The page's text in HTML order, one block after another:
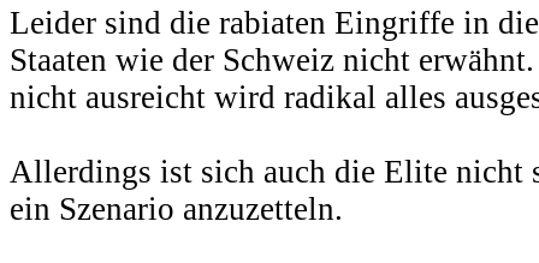
Leider sind die rabiaten Eingriffe in die
Staaten wie der Schweiz nicht
nicht ausreicht wird radikal alles
Allerdings ist sich auch die Elite nicht
ein Szenario anzuzetteln.